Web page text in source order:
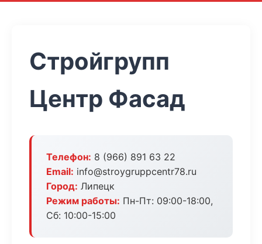
Стройгрупп
Центр Фасад
Телефон: 8 (966) 891 63 22
Email: info@stroygruppcentr78.ru
Город: Липецк
Режим работы: Пн-Пт: 09:00-18:00,
Сб: 10:00-15:00